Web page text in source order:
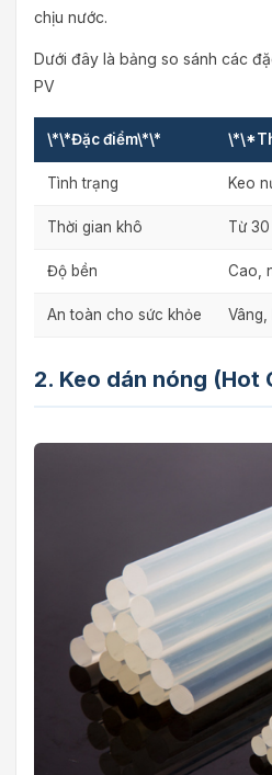
chịu nước.
Dưới đây là bảng so sánh các
PV
\*\*Đặc điểm\*\*
Tình trạng Keo
Thời gian khô Từ
Độ bền Cao,
An toàn cho sức khỏe
2. Keo dán nóng (Hot